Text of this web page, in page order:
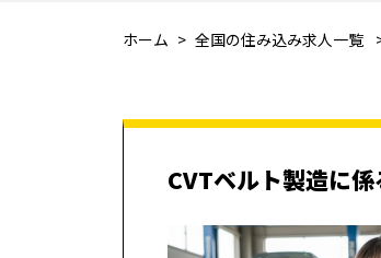
ホーム 全国の住み込み求人一覧
CVTベルト製造に